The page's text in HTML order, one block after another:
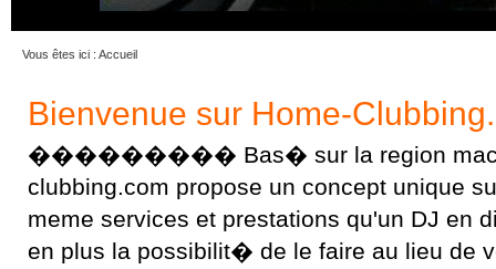
Vous êtes ici : Accueil
Bienvenue sur Home-
��������� Bas� sur la region
clubbing.com propose un concept unique
meme services et prestations qu'un DJ en
en plus la possibilit� de le faire au lieu de